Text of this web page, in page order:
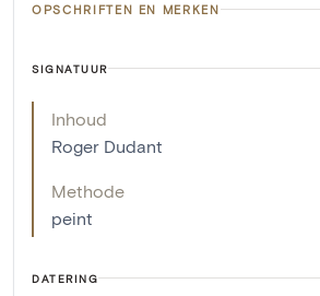
OPSCHRIFTEN EN MERKEN
SIGNATUUR
Inhoud
Roger Dudant
Methode
peint
DATERING